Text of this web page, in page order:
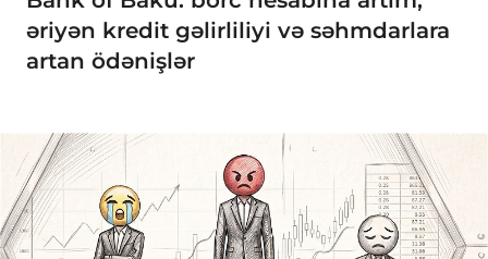
əriyən kredit gəlirliliyi və səhmdarlara
artan ödənişlər